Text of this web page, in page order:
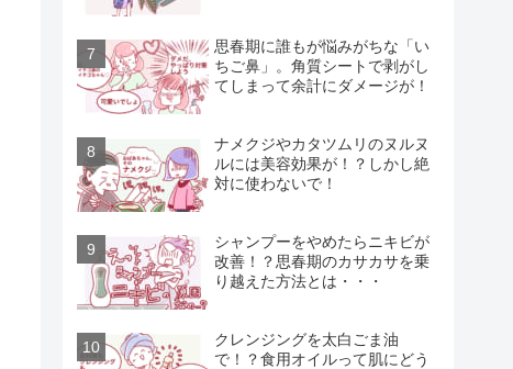
思春期に誰もが悩みがちな「い
ちご鼻」。角質シートで剥がし
てしまって余計にダメージが！
ナメクジやカタツムリのヌルヌ
ルには美容効果が！？しかし絶
対に使わないで！
シャンプーをやめたらニキビが
改善！？思春期のカサカサを乗
り越えた方法とは・・・
クレンジングを太白ごま油
で！？食用オイルって肌にどう